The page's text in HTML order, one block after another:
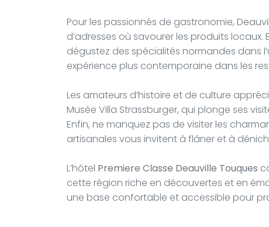
Pour les passionnés de gastronomie,
d’adresses où savourer les produits
dégustez des spécialités normandes dans
expérience plus contemporaine dans les
Les amateurs d’histoire et de culture
Musée Villa Strassburger, qui plonge ses
Enfin, ne manquez pas de visiter les
artisanales vous invitent à flâner et à
L’hôtel Premiere Classe Deauville Touques
cette région riche en découvertes et en
une base confortable et accessible pour